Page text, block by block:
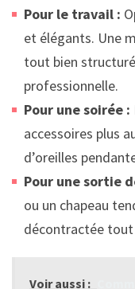
Pour le travail :
et élégants. Une
tout bien
professionnelle.
Pour une soirée :
accessoires plus
d’oreilles
Pour une sortie
ou un chapeau
décontractée
Voir aussi :